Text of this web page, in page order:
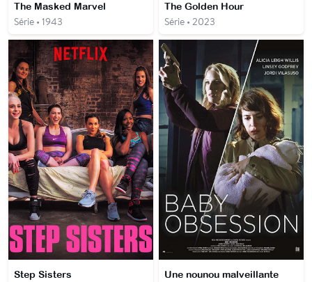
The Masked Marvel
Série • 1943
The Golden Hour
Série • 2023
Step Sisters Une nounou malveillante